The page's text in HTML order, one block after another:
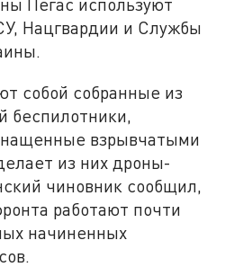
Нацгвардии и Службы
собой собранные из
беспилотники,
взрывчатыми
из них дроны-
чиновник сообщил,
работают почти
начиненных